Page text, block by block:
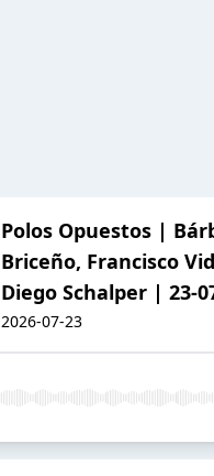
Polos Opuestos |
Briceño, Francisco
Diego Schalper | 23-
2026-07-23